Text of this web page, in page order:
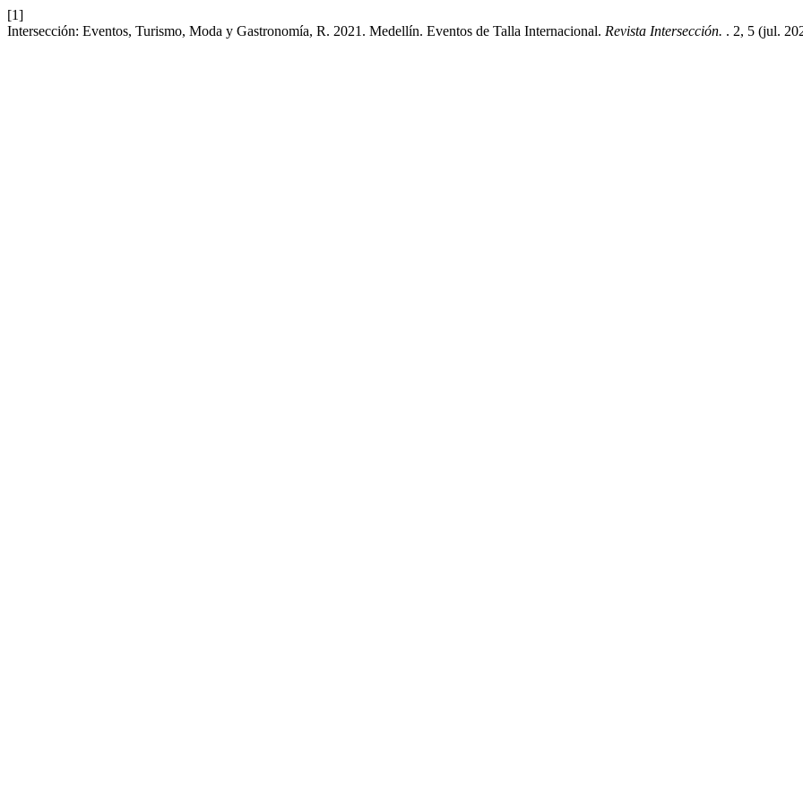
[1]
Intersección: Eventos, Turismo, Moda y Gastronomía, R. 2021. Medellín. Eventos de Talla Internacional. Revista Intersección. . 2, 5 (jul.